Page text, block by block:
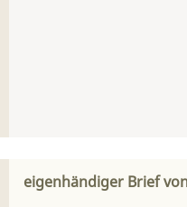
eigenhändiger Brief